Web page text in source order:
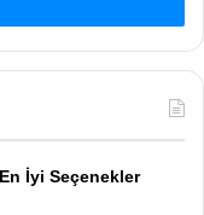
İyi Seçenekler